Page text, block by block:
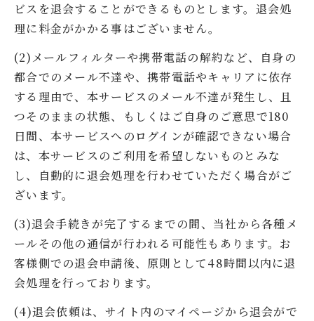
ビスを退会することができるものとします。退会処
理に料金がかかる事はございません。
(2)メールフィルターや携帯電話の解約など、自身の
都合でのメール不達や、携帯電話やキャリアに依存
する理由で、本サービスのメール不達が発生し、且
つそのままの状態、もしくはご自身のご意思で180
日間、本サービスへのログインが確認できない場合
は、本サービスのご利用を希望しないものとみな
し、自動的に退会処理を行わせていただく場合がご
ざいます。
(3)退会手続きが完了するまでの間、当社から各種メ
ールその他の通信が行われる可能性もあります。お
客様側での退会申請後、原則として48時間以内に退
会処理を行っております。
(4)退会依頼は、サイト内のマイページから退会がで